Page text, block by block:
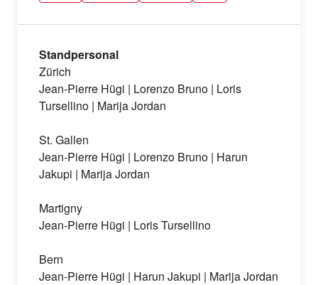
Standpersonal
Zürich
Jean-Pierre Hügi | Lorenzo Bruno | Loris
Tursellino | Marija Jordan
St. Gallen
Jean-Pierre Hügi | Lorenzo Bruno | Harun
Jakupi | Marija Jordan
Martigny
Jean-Pierre Hügi | Loris Tursellino
Bern
Jean-Pierre Hügi | Harun Jakupi | Marija Jordan